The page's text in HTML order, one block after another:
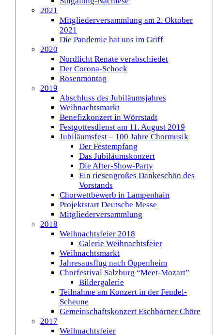
2021
Mitgliederversammlung am 2. Oktober
2021
Die Pandemie hat uns im Griff
2020
Nordlicht Renate verabschiedet
Der Corona-Schock
Rosenmontag
2019
Abschluss des Jubiläumsjahres
Weihnachtsmarkt
Benefizkonzert in Wörrstadt
Festgottesdienst am 11. August 2019
Jubiläumsfest – 100 Jahre Chormusik
Der Festempfang
Das Jubiläumskonzert
Die After-Show-Party
Ein riesengroßes Dankeschön des
Vorstands
Chorwettbewerb in Lampenhain
Projektstart Deutsche Messe
Mitgliederversammlung
2018
Weihnachtsfeier 2018
Galerie Weihnachtsfeier
Weihnachtsmarkt
Jahresausflug nach Oppenheim
Chorfestival Salzburg “Meet-Mozart”
Bildergalerie
Teilnahme am Konzert in der Fendel-
Scheune
Gemeinschaftskonzert Eschborner Chöre
2017
Weihnachtsfeier